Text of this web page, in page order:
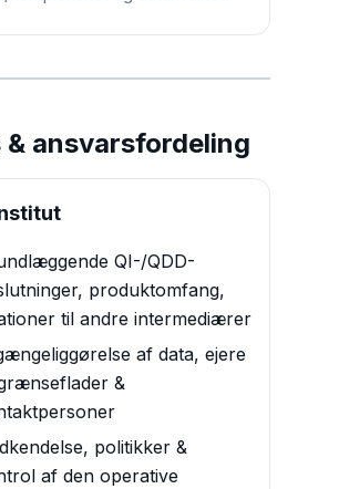
& ansvarsfordeling
QI-/QDD-
produktomfang,
til andre intermediærer
af data, ejere
&
politikker &
af den operative